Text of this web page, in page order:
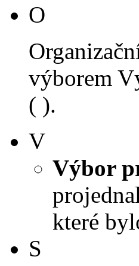
O
výborem
( ).
V
Výbor
které
S